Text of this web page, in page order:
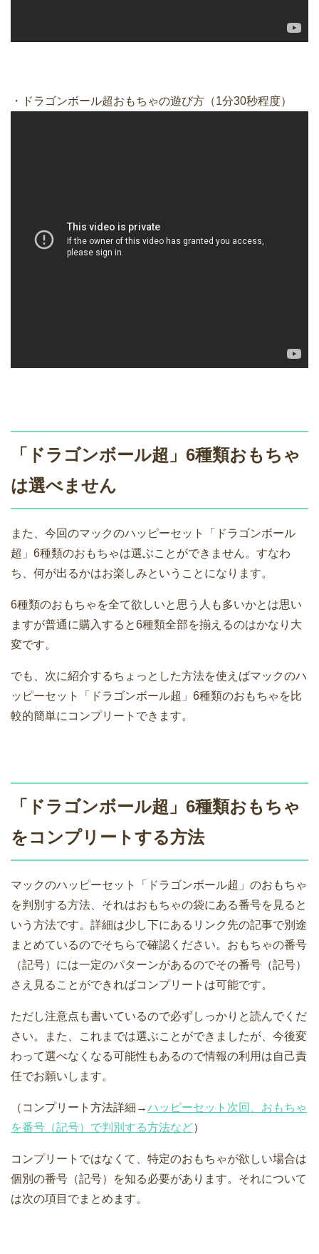
・ドラゴンボール超おもちゃの遊び方（1分30秒程度）
「ドラゴンボール超」6種類おもちゃ
は選べません
また、今回のマックのハッピーセット「ドラゴンボール
超」6種類のおもちゃは選ぶことができません。すなわ
ち、何が出るかはお楽しみということになります。
6種類のおもちゃを全て欲しいと思う人も多いかとは思い
ますが普通に購入すると6種類全部を揃えるのはかなり大
変です。
でも、次に紹介するちょっとした方法を使えばマックのハ
ッピーセット「ドラゴンボール超」6種類のおもちゃを比
較的簡単にコンプリートできます。
「ドラゴンボール超」6種類おもちゃ
をコンプリートする方法
マックのハッピーセット「ドラゴンボール超」のおもちゃ
を判別する方法、それはおもちゃの袋にある番号を見ると
いう方法です。詳細は少し下にあるリンク先の記事で別途
まとめているのでそちらで確認ください。おもちゃの番号
（記号）には一定のパターンがあるのでその番号（記号）
さえ見ることができればコンプリートは可能です。
ただし注意点も書いているので必ずしっかりと読んでくだ
さい。また、これまでは選ぶことができましたが、今後変
わって選べなくなる可能性もあるので情報の利用は自己責
任でお願いします。
（コンプリート方法詳細→ハッピーセット次回、おもちゃ
を番号（記号）で判別する方法など）
コンプリートではなくて、特定のおもちゃが欲しい場合は
個別の番号（記号）を知る必要があります。それについて
は次の項目でまとめます。